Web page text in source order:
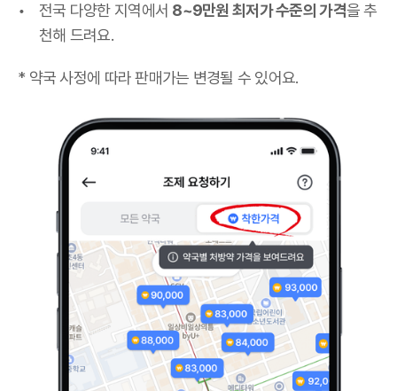
전국 다양한 지역에서 8~9만원 최저가 수준의 가격을 추
천해 드려요.
* 약국 사정에 따라 판매가는 변경될 수 있어요.